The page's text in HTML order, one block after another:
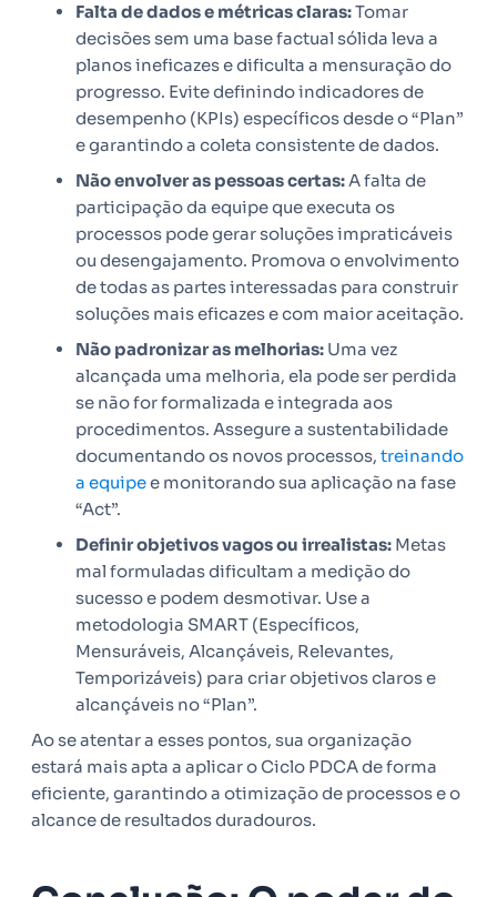
Falta de dados e métricas claras:Tomar
decisões sem uma base factual sólida leva a
planos ineficazes e dificulta a mensuração do
progresso. Evite definindo indicadores de
desempenho (KPIs) específicos desde o “Plan”
e garantindo a coleta consistente de dados.
Não envolver as pessoas certas:A falta de
participação da equipe que executa os
processos pode gerar soluções impraticáveis
ou desengajamento. Promova o envolvimento
de todas as partes interessadas para construir
soluções mais eficazes e com maior aceitação.
Não padronizar as melhorias: Uma vez
alcançada uma melhoria, ela pode ser perdida
se não for formalizada e integrada aos
procedimentos. Assegure a sustentabilidade
documentando os novos processos, treinando
a equipee monitorando sua aplicação na fase
“Act”.
Definir objetivos vagos ou irrealistas: Metas
mal formuladas dificultam a medição do
sucesso e podem desmotivar. Use a
metodologia SMART (Específicos,
Mensuráveis, Alcançáveis, Relevantes,
Temporizáveis) para criar objetivos claros e
alcançáveis no “Plan”.
Ao se atentar a esses pontos, sua organização
estará mais apta a aplicar o Ciclo PDCA de forma
eficiente, garantindo a otimização de processos e o
alcance de resultados duradouros.